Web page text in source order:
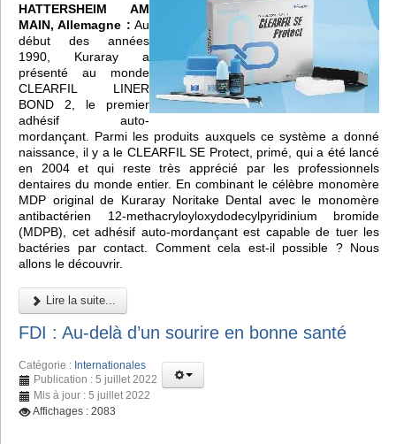
HATTERSHEIM AM
MAIN, Allemagne : Au
début des années
1990, Kuraray a
présenté au monde
CLEARFIL LINER
BOND 2, le premier
adhésif auto-
mordançant. Parmi les produits auxquels ce système a donné
naissance, il y a le CLEARFIL SE Protect, primé, qui a été lancé
en 2004 et qui reste très apprécié par les professionnels
dentaires du monde entier. En combinant le célèbre monomère
MDP original de Kuraray Noritake Dental avec le monomère
antibactérien 12-methacryloyloxydodecylpyridinium bromide
(MDPB), cet adhésif auto-mordançant est capable de tuer les
bactéries par contact. Comment cela est-il possible ? Nous
allons le découvrir.
Lire la suite...
FDI : Au-delà d’un sourire en bonne santé
Catégorie : Internationales
Publication : 5 juillet 2022
Mis à jour : 5 juillet 2022
Affichages : 2083